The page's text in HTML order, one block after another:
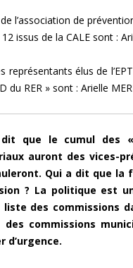
l’association de
12 issus de la CALE sont :
représentants élus de
du RER » sont : Arielle
que le cumul des
auront des vices-
Qui a dit que la
? La politique est
liste des commissions
des commissions
d’urgence.